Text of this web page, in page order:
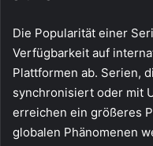
Die Popularität einer
Verfügbarkeit auf
Plattformen ab. Serien,
synchronisiert oder mit
erreichen ein größeres
globalen Phänomenen